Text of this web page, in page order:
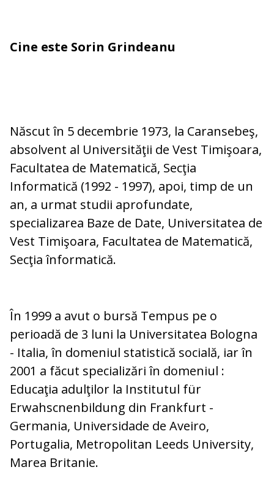
Cine este Sorin Grindeanu
Născut în 5 decembrie 1973, la Caransebeş,
absolvent al Universităţii de Vest Timişoara,
Facultatea de Matematică, Secţia
Informatică (1992 - 1997), apoi, timp de un
an, a urmat studii aprofundate,
specializarea Baze de Date, Universitatea de
Vest Timişoara, Facultatea de Matematică,
Secţia înformatică.
În 1999 a avut o bursă Tempus pe o
perioadă de 3 luni la Universitatea Bologna
- Italia, în domeniul statistică socială, iar în
2001 a făcut specializări în domeniul :
Educaţia adulţilor la Institutul für
Erwahscnenbildung din Frankfurt -
Germania, Universidade de Aveiro,
Portugalia, Metropolitan Leeds University,
Marea Britanie.